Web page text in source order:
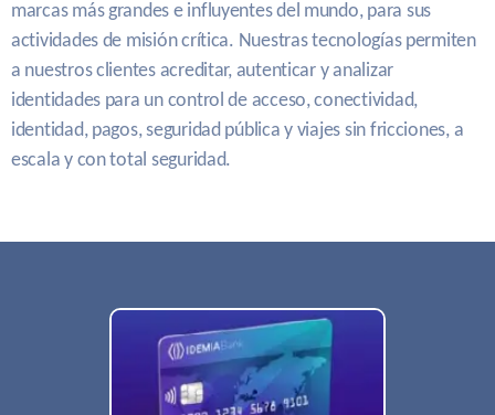
marcas más grandes e influyentes del mundo, para sus
actividades de misión crítica. Nuestras tecnologías permiten
a nuestros clientes acreditar, autenticar y analizar
identidades para un control de acceso, conectividad,
identidad, pagos, seguridad pública y viajes sin fricciones, a
escala y con total seguridad.